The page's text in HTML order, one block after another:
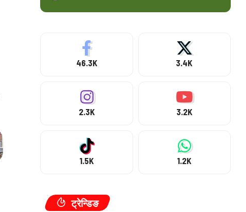
46.3K 3.4K
2.3K 3.2K
1.5K 1.2K
ट्रेन्डिङ